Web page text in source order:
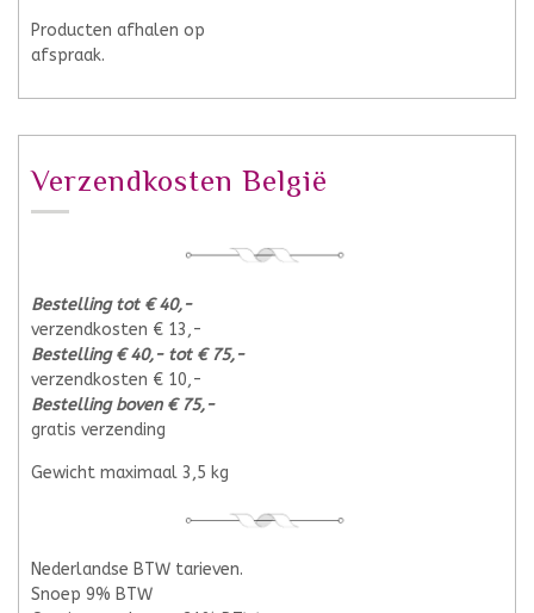
Producten afhalen op
afspraak.
Verzendkosten België
Bestelling tot € 40,-
verzendkosten € 13,-
Bestelling € 40,- tot € 75,-
verzendkosten € 10,-
Bestelling boven € 75,-
gratis verzending
Gewicht maximaal 3,5 kg
Nederlandse BTW tarieven.
Snoep 9% BTW